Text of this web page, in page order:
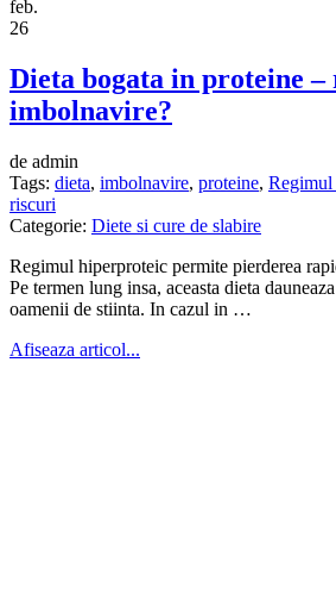
feb.
26
Dieta bogata in proteine –
imbolnavire?
de admin
Tags: dieta, imbolnavire, proteine, Regimul
riscuri
Categorie: Diete si cure de slabire
Regimul hiperproteic permite pierderea
Pe termen lung insa, aceasta dieta
oamenii de stiinta. In cazul in …
Afiseaza articol...